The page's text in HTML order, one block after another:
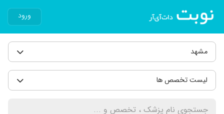
ورود
مشهد
لیست تخصص ها